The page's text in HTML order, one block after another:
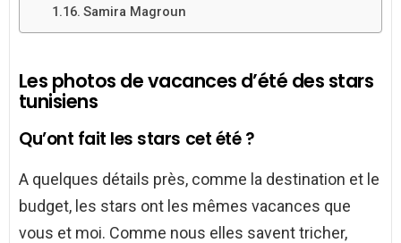
Samira Magroun
Les photos de vacances d’été des stars
tunisiens
Qu’ont fait les stars cet été ?
A quelques détails près, comme la destination et le
budget, les stars ont les mêmes vacances que
vous et moi. Comme nous elles savent tricher,